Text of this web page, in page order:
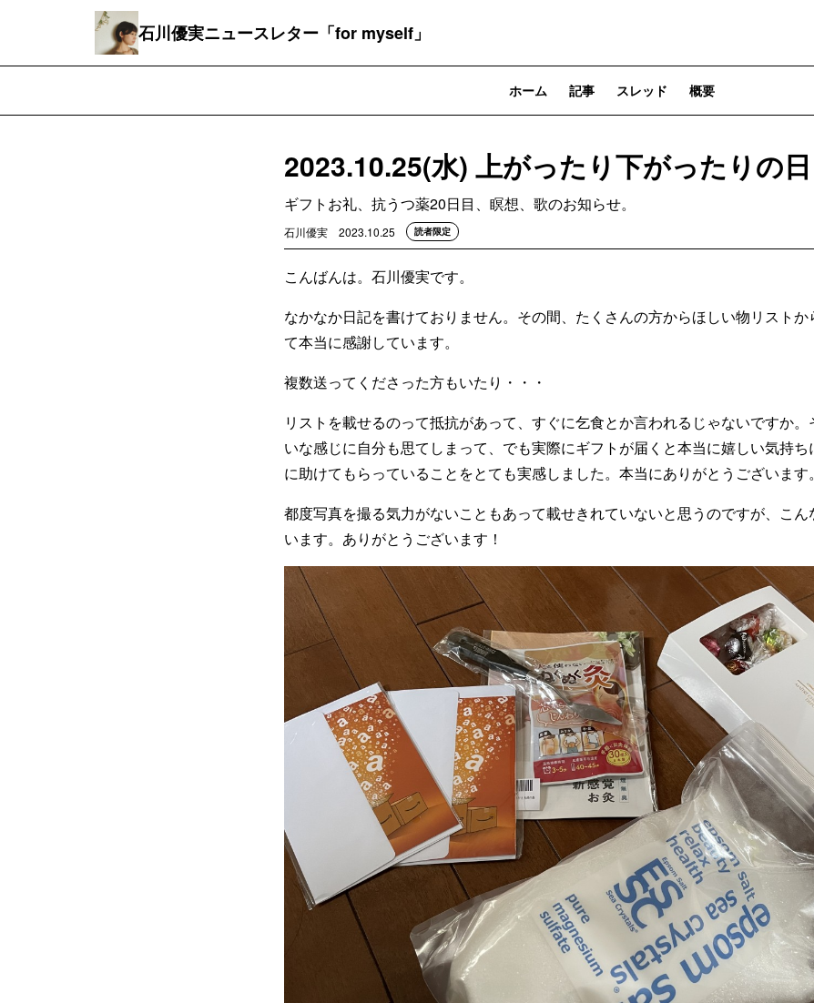
石川優実ニュースレター「for myself」
ホーム 記事 スレッド 概要
2023.10.25(水) 上がったり下がったりの
ギフトお礼、抗うつ薬20日目、瞑想、歌のお知らせ。
石川優実 2023.10.25 読者限定
こんばんは。石川優実です。
なかなか日記を書けておりません。その間、たくさんの方からほしい物リストか
て本当に感謝しています。
複数送ってくださった方もいたり・・・
リストを載せるのって抵抗があって、すぐに乞食とか言われるじゃないですか
いな感じに自分も思てしまって、でも実際にギフトが届くと本当に嬉しい気持ち
に助けてもらっていることをとても実感しました。本当にありがとうございます。
都度写真を撮る気力がないこともあって載せきれていないと思うのですが、こん
います。ありがとうございます！